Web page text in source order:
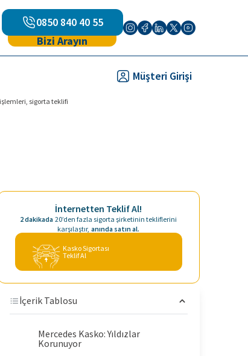
0850 840 40 55
Bizi Arayın
Müşteri Girişi
sigorta teklifi
İnternetten Teklif Al!
2 dakikada 20’den fazla sigorta şirketinin tekliflerini
karşılaştır, anında satın al.
Kasko Sigortası
Teklif Al
İçerik Tablosu
Mercedes Kasko: Yıldızlar
Korunuyor